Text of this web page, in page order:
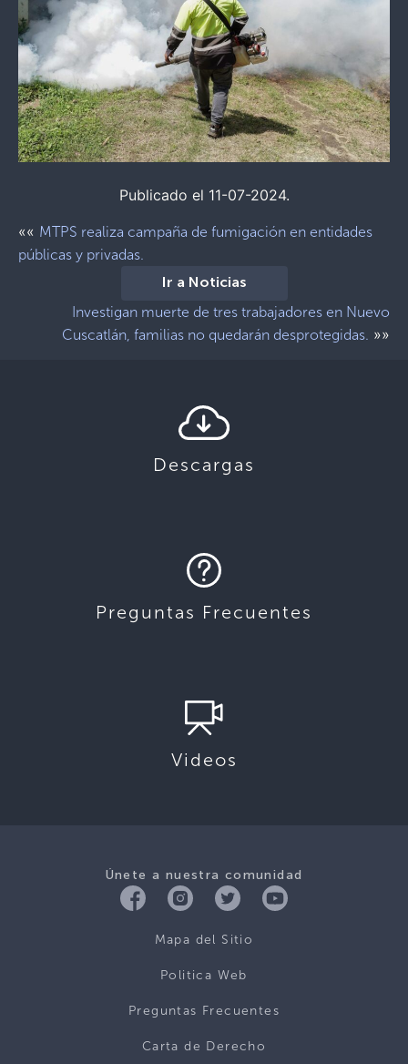
Publicado el 11-07-2024.
«« MTPS realiza campaña de fumigación en entidades
públicas y privadas.
Ir a Noticias
Investigan muerte de tres trabajadores en Nuevo
Cuscatlán, familias no quedarán desprotegidas. »»
Descargas
Preguntas Frecuentes
Videos
Únete a nuestra comunidad
Mapa del Sitio
Politica Web
Preguntas Frecuentes
Carta de Derecho